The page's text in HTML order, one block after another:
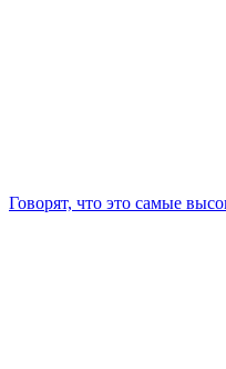
Говорят, что это самые